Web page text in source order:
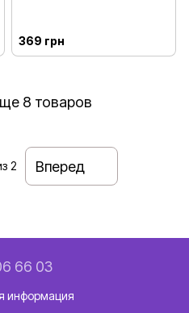
369 грн
8 товаров
2 Вперед
66 03
информация